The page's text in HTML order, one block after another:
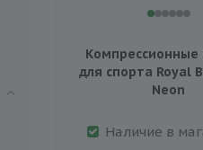
Компрессионные
для спорта Royal
Neon
Наличие в